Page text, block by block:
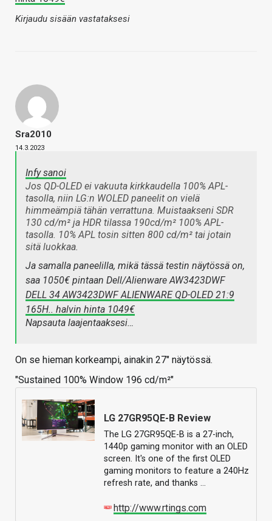
Kirjaudu sisään vastataksesi
Sra2010
14.3.2023
Infy sanoi
Jos QD-OLED ei vakuuta kirkkaudella 100% APL-
tasolla, niin LG:n WOLED paneelit on vielä
himmeämpiä tähän verrattuna. Muistaakseni SDR
130 cd/m² ja HDR tilassa 190cd/m² 100% APL-
tasolla. 10% APL tosin sitten 800 cd/m² tai jotain
sitä luokkaa.
Ja samalla paneelilla, mikä tässä testin näytössä on,
saa 1050€ pintaan Dell/Alienware AW3423DWF
DELL 34 AW3423DWF ALIENWARE QD-OLED 21:9
165H.. halvin hinta 1049€
Napsauta laajentaaksesi…
On se hieman korkeampi, ainakin 27" näytössä.
"Sustained 100% Window 196 cd/m²"
LG 27GR95QE-B Review
The LG 27GR95QE-B is a 27-inch,
1440p gaming monitor with an OLED
screen. It's one of the first OLED
gaming monitors to feature a 240Hz
refresh rate, and thanks …
http://www.rtings.com